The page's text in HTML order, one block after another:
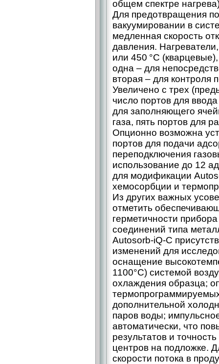
общем спектре
Для предотвращения
вакуумировании в
медленная скорость
давления.
или 450 °С
одна – для
вторая – для контроля
Увеличено с трех
число портов для
для заполняющего
газа, пять портов для
Опционно возможна
портов для подачи
переподключения
использование до 12
для модификации
хемосорбции и
Из других важных
отметить
герметичности
соединений типа
Autosorb-iQ-C
изменений для
оснащение
1100°С) системой
охлаждения образца;
дополнительной
паров воды;
автоматически, что
результатов и
центров на подложке.
скорости потока в